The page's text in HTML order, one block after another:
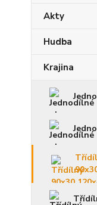
Akty
Hudba
Krajina